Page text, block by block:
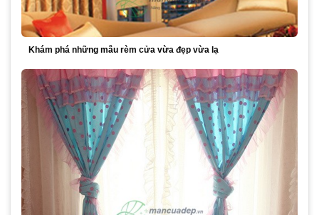
Khám phá những mẫu rèm cửa vừa đẹp vừa lạ